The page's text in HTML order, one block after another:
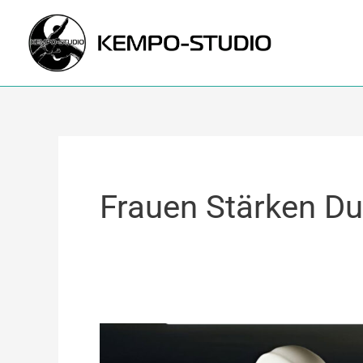
Inhalt
springen
Frauen Stärken